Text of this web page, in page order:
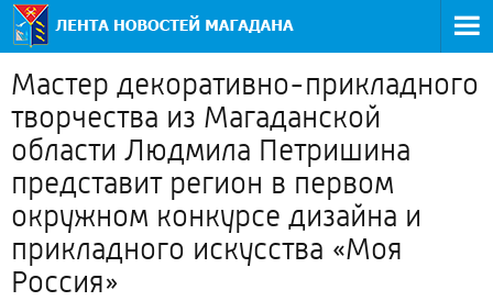
Мастер декоративно-прикладного
творчества из Магаданской
области Людмила Петришина
представит регион в первом
окружном конкурсе дизайна и
прикладного искусства «Моя
Россия»